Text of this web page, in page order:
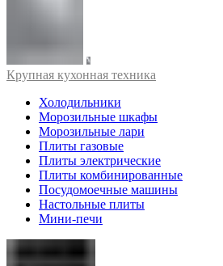
Крупная кухонная техника
Холодильники
Морозильные шкафы
Морозильные лари
Плиты газовые
Плиты электрические
Плиты комбинированные
Посудомоечные машины
Настольные плиты
Мини-печи